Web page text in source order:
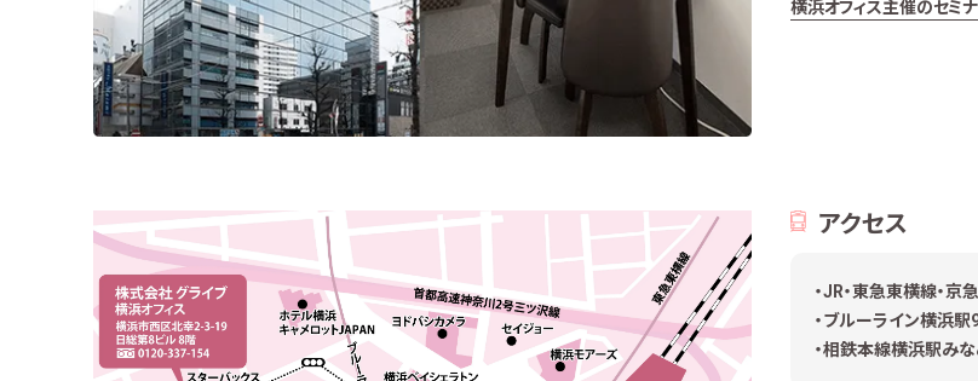
横浜オフィス主催のセミ
アクセス
・JR・東急東横線・
・ブルーライン横浜
・相鉄本線横浜駅み